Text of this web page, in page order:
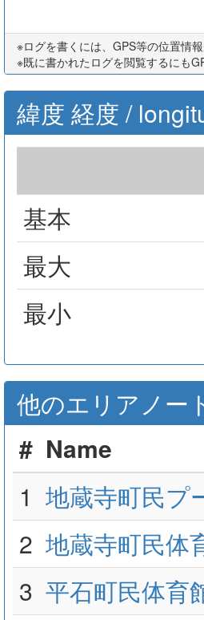
※ログを書くには、GPS等の位置情
※既に書かれたログを閲覧するにも
緯度 経度 /
基本
最大
最小
他のエリアノー
# Name
1 地蔵寺町民プ
2 地蔵寺町民体
3 平石町民体育